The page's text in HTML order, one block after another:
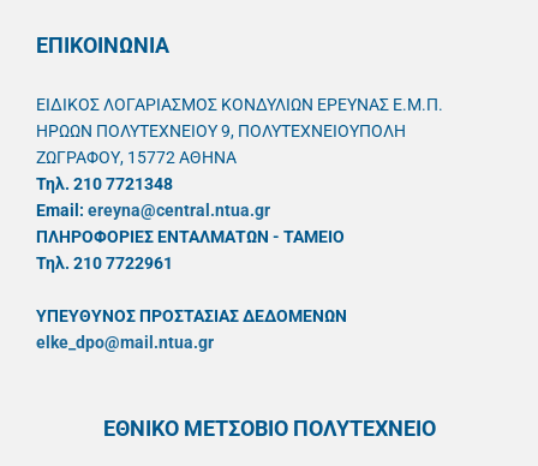
ΕΠΙΚΟΙΝΩΝΙΑ
ΕΙΔΙΚΟΣ ΛΟΓΑΡΙΑΣΜΟΣ ΚΟΝΔΥΛΙΩΝ ΕΡΕΥΝΑΣ Ε.Μ.Π.
ΗΡΩΩΝ ΠΟΛΥΤΕΧΝΕΙΟΥ 9, ΠΟΛΥΤΕΧΝΕΙΟΥΠΟΛΗ
ΖΩΓΡΑΦΟΥ, 15772 ΑΘΗΝΑ
Τηλ. 210 7721348
Email: ereyna@central.ntua.gr
ΠΛΗΡΟΦΟΡΙΕΣ ΕΝΤΑΛΜΑΤΩΝ - ΤΑΜΕΙΟ
Τηλ. 210 7722961
ΥΠΕΥΘYΝΟΣ ΠΡΟΣΤΑΣΙΑΣ ΔΕΔΟΜΕΝΩΝ
elke_dpo@mail.ntua.gr
ΕΘΝΙΚΟ ΜΕΤΣΟΒΙΟ ΠΟΛΥΤΕΧΝΕΙΟ